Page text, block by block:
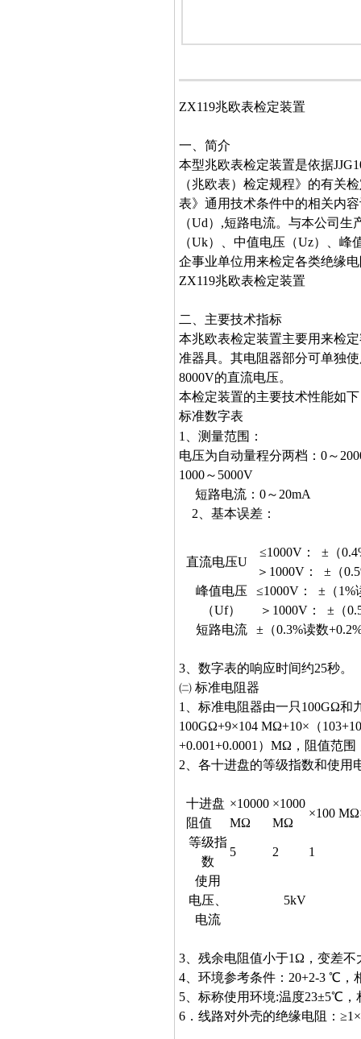
ZX119兆欧表检定装置
一、简介
本型兆欧表检定装置是依据
（兆欧表）检定规程》的有关
表》通用技术条件中的相关内
（Ud）,短路电流。与本公司
（Uk）、中值电压（Uz）、
企事业单位用来检定各类绝缘
ZX119兆欧表检定装置
二、主要技术指标
本兆欧表检定装置主要用来检
准器具。其电阻器部分可单独
8000V的直流电压。
本检定装置的主要技术性能如
标准数字表
1、测量范围：
电压为自动量程分两档：0～
1000～5000V
短路电流：0～20mA
2、基本误差：
直流电压U
≤1000V： ±（
＞1000V： ±（
峰值电压
（Uf）
≤1000V： ±（1%
＞1000V： ±（
短路电流
±（0.3%读数
3、数字表的响应时间约25秒。
㈡ 标准电阻器
1、标准电阻器由一只100GΩ和
100GΩ+9×104 MΩ+10×（
+0.001+0.0001）MΩ，阻值范
2、各十进盘的等级指数和使用
十进盘
阻值
×10000
MΩ
×1000
MΩ
×100 MΩ
等级指
数
5 2 1
使用
电压、
电流
5kV
3、残余电阻值小于1Ω，变差不
4、环境参考条件：20+2-3 ℃，
5、标称使用环境:温度23±5℃，
6．线路对外壳的绝缘电阻：